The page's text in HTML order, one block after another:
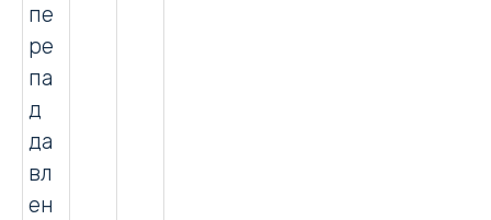
пе
ре
па
д
да
вл
ен